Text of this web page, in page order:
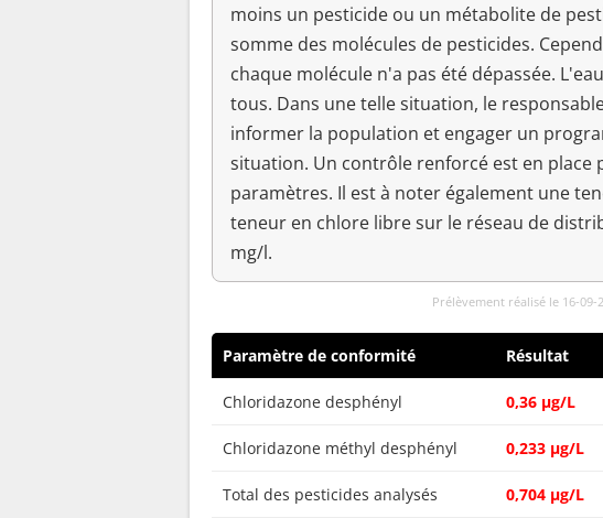
moins un pesticide ou un métabolite de
somme des molécules de pesticides.
chaque molécule n'a pas été dépassée.
tous. Dans une telle situation, le
informer la population et engager un
situation. Un contrôle renforcé est en place
paramètres. Il est à noter également une
teneur en chlore libre sur le réseau de
mg/l.
Prélèvement réalisé le 16-09-
Paramètre de conformité Résultat
Chloridazone desphényl 0,36 µg/L
Chloridazone méthyl desphényl 0,233 µg/L
Total des pesticides analysés 0,704 µg/L